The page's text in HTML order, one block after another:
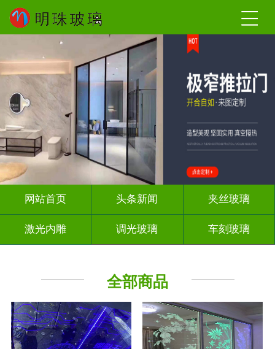
网站首页 头条新闻 夹丝玻璃
激光内雕 调光玻璃 车刻玻璃
全部商品